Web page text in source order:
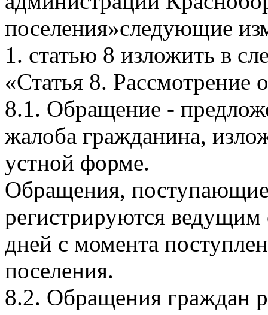
поселения»следующие
1. статью 8 изложить в
«Статья 8. Рассмотрение
8.1. Обращение -
жалоба гражданина,
устной форме.
Обращения,
регистрируются ведущим
дней с момента
поселения.
8.2. Обращения граждан